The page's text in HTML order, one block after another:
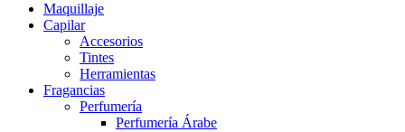
Maquillaje
Capilar
Accesorios
Tintes
Herramientas
Fragancias
Perfumería
Perfumería Árabe